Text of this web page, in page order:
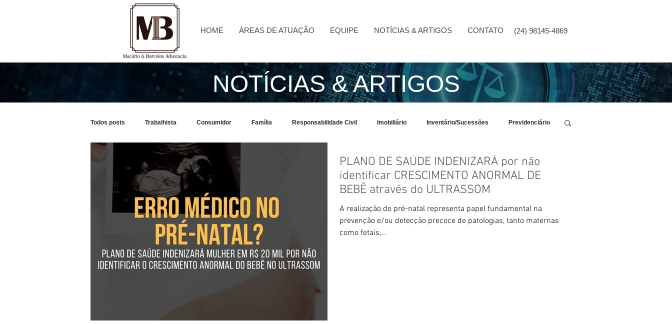
HOME ÁREAS DE ATUAÇÃO EQUIPE NOTÍCIAS & ARTIGOS CONTATO (24) 98145-4869
NOTÍCIAS & ARTIGOS
Todos posts Trabalhista Consumidor Família Responsabilidade Civil Imobiliário Inventário/Sucessões Previdenciário
Processo Civil Tributário COVID-19
PLANO DE SAÚDE INDENIZARÁ por não
identificar CRESCIMENTO ANORMAL DE
BEBÊ através do ULTRASSOM
A realização do pré-natal representa papel fundamental na
prevenção e/ou detecção precoce de patologias, tanto maternas
como fetais,...